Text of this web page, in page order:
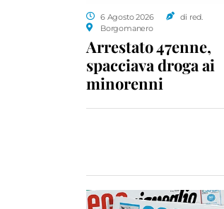
6 Agosto 2026
di red.
Borgomanero
Arrestato 47enne,
spacciava droga ai
minorenni